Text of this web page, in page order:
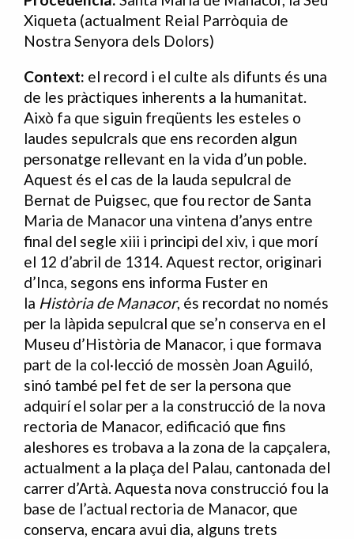
Xiqueta (actualment Reial Parròquia de
Nostra Senyora dels Dolors)
Context: el record i el culte als difunts és una
de les pràctiques inherents a la humanitat.
Això fa que siguin freqüents les esteles o
laudes sepulcrals que ens recorden algun
personatge rellevant en la vida d’un poble.
Aquest és el cas de la lauda sepulcral de
Bernat de Puigsec, que fou rector de Santa
Maria de Manacor una vintena d’anys entre
final del segle xiii i principi del xiv, i que morí
el 12 d’abril de 1314. Aquest rector, originari
d’Inca, segons ens informa Fuster en
la Història de Manacor, és recordat no només
per la làpida sepulcral que se’n conserva en el
Museu d’Història de Manacor, i que formava
part de la col·lecció de mossèn Joan Aguiló,
sinó també pel fet de ser la persona que
adquirí el solar per a la construcció de la nova
rectoria de Manacor, edificació que fins
aleshores es trobava a la zona de la capçalera,
actualment a la plaça del Palau, cantonada del
carrer d’Artà. Aquesta nova construcció fou la
base de l’actual rectoria de Manacor, que
conserva, encara avui dia, alguns trets